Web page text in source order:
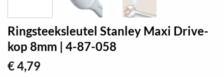
Ringsteeksleutel Stanley Maxi Drive-
kop 8mm | 4-87-058
€4,79